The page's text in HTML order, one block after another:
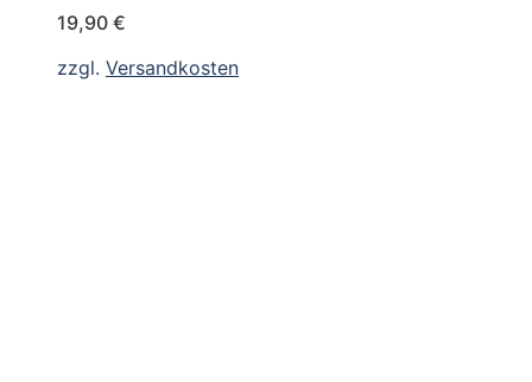
19,90 €
zzgl. Versandkosten